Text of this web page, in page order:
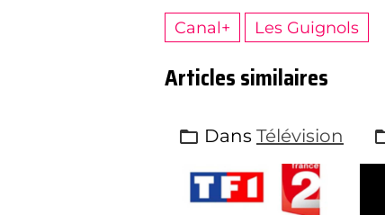
Canal+ Les Guignols
Articles similaires
Dans Télévision